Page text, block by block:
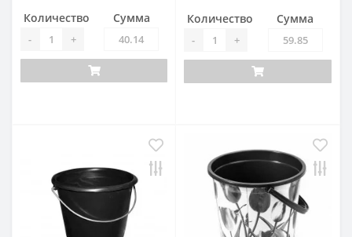
Количество
- +
Сумма Количество
- +
Сумма